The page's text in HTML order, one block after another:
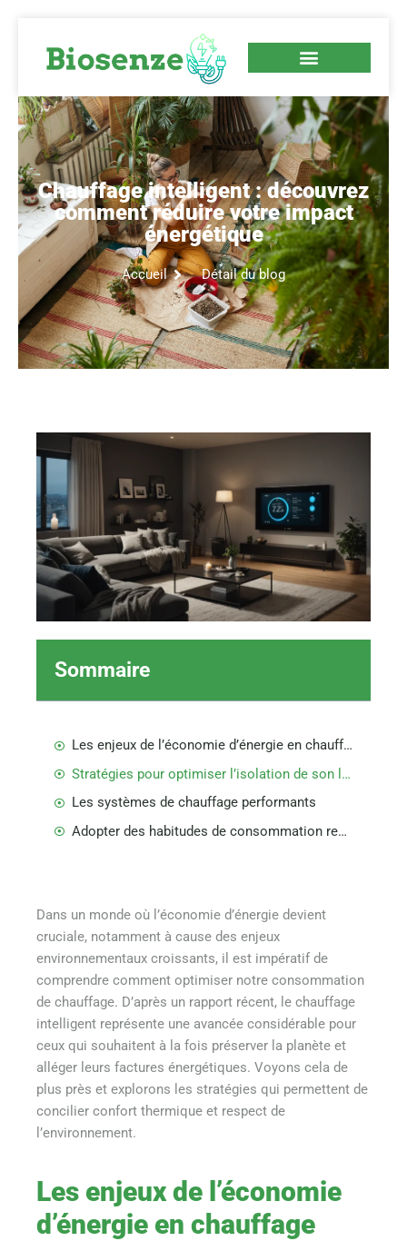
Chauffage intelligent : découvrez
comment réduire votre impact
énergétique
Accueil Détail du blog
Sommaire
Les enjeux de l’économie d’énergie en chauffage
Stratégies pour optimiser l’isolation de son logement
Les systèmes de chauffage performants
Adopter des habitudes de consommation responsable
Dans un monde où l’économie d’énergie devient
cruciale, notamment à cause des enjeux
environnementaux croissants, il est impératif de
comprendre comment optimiser notre consommation
de chauffage. D’après un rapport récent, le chauffage
intelligent représente une avancée considérable pour
ceux qui souhaitent à la fois préserver la planète et
alléger leurs factures énergétiques. Voyons cela de
plus près et explorons les stratégies qui permettent de
concilier confort thermique et respect de
l’environnement.
Les enjeux de l’économie
d’énergie en chauffage